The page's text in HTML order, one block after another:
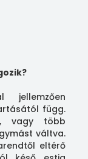
jellemzően
függ.
vagy több
váltva.
eltérő